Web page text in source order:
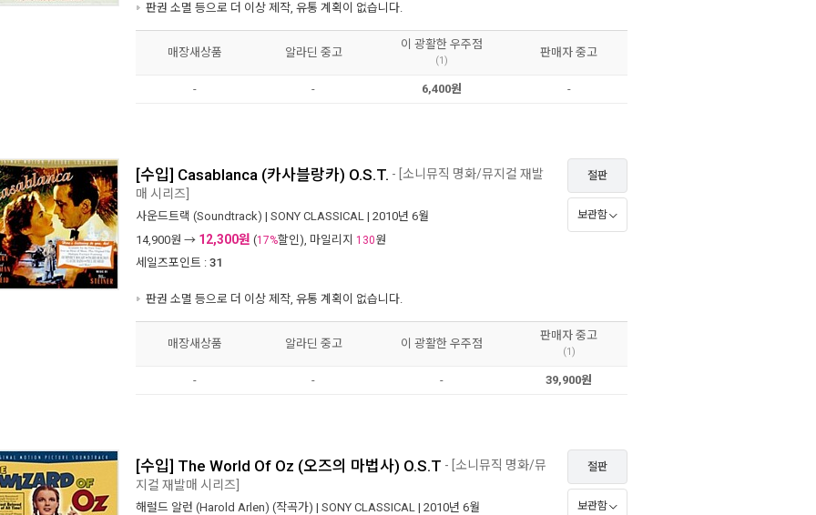
판권 소멸 등으로 더 이상 제작, 유통 계획이 없습니다.
매장새상품 알라딘 중고
이 광활한 우주점
(1)
판매자 중고
- - 6,400원 -
[수입] Casablanca (카사블랑카) O.S.T. - [소니뮤직 명화/뮤지컬 재발
매 시리즈]
사운드트랙 (Soundtrack) | SONY CLASSICAL | 2010년 6월
14,900원 → 12,300원 (17%할인), 마일리지 130원
세일즈포인트 : 31
판권 소멸 등으로 더 이상 제작, 유통 계획이 없습니다.
절판
보관함
매장새상품 알라딘 중고 이 광활한 우주점
판매자 중고
(1)
- - - 39,900원
[수입] The World Of Oz (오즈의 마법사) O.S.T - [소니뮤직 명화/뮤
지컬 재발매 시리즈]
해럴드 알런 (Harold Arlen) (작곡가) | SONY CLASSICAL | 2010년 6월
절판
보관함